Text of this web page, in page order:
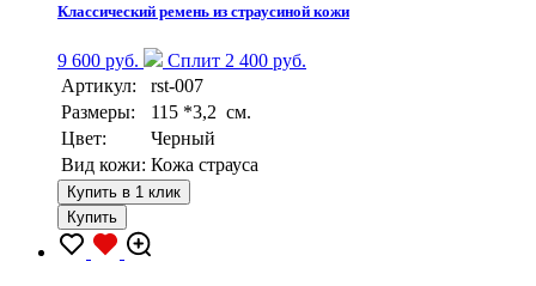
Классический ремень из страусиной кожи
9 600 руб.
Сплит 2 400 руб.
Артикул:
rst-007
Размеры:
115 *3,2 см.
Цвет:
Черный
Вид кожи: Кожа страуса
Купить в 1 клик
Купить